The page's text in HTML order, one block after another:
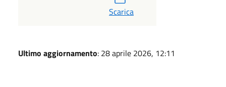
Scarica
Ultimo aggiornamento: 28 aprile 2026, 12:11